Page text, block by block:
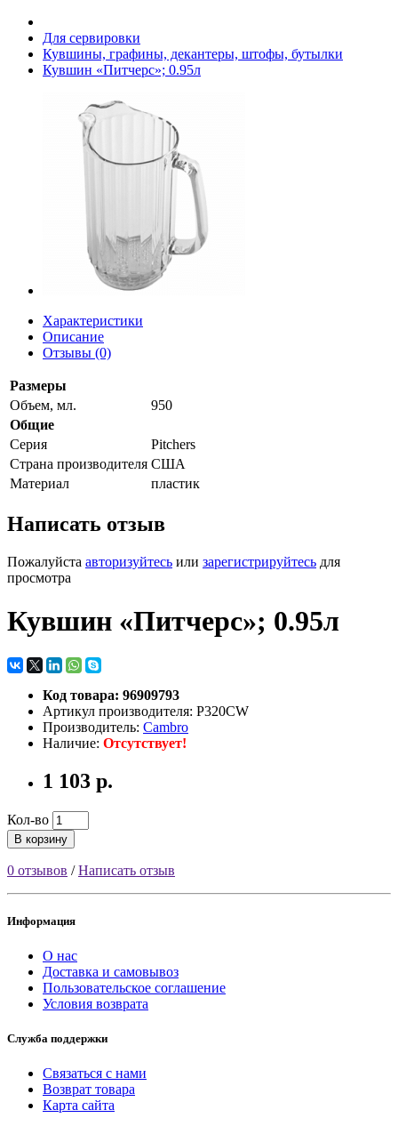
Для сервировки
Кувшины, графины, декантеры, штофы, бутылки
Кувшин «Питчерс»; 0.95л
Характеристики
Описание
Отзывы (0)
Размеры
Объем, мл.
950
Общие
Серия
Pitchers
Страна производителя США
Материал
пластик
Написать отзыв
Пожалуйста авторизуйтесь или зарегистрируйтесь для
просмотра
Кувшин «Питчерс»; 0.95л
Код товара: 96909793
Артикул производителя: P320CW
Производитель: Cambro
Наличие: Отсутствует!
1 103 р.
Кол-во
В корзину
0 отзывов /Написать отзыв
Информация
О нас
Доставка и самовывоз
Пользовательское соглашение
Условия возврата
Служба поддержки
Связаться с нами
Возврат товара
Карта сайта